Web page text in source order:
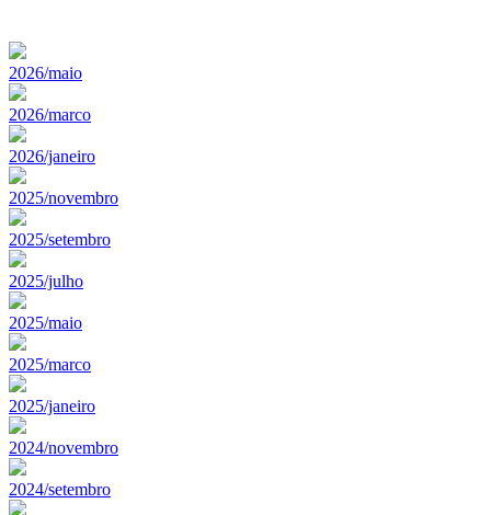
2026/maio
2026/marco
2026/janeiro
2025/novembro
2025/setembro
2025/julho
2025/maio
2025/marco
2025/janeiro
2024/novembro
2024/setembro